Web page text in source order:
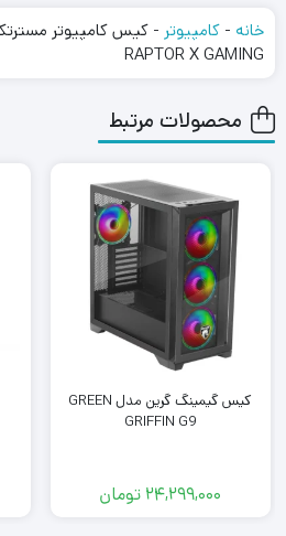
خانه - کامپیوتر -
RAPTOR X GAMING
محصولات مرتبط
کیس گیمینگ گرین مدل GREEN
GRIFFIN G9
24,299,000 تومان